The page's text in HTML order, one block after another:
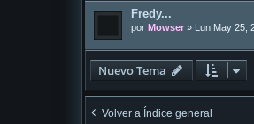
Fredy...
por Mowser » Lun May 25,
Nuevo Tema
Volver a Índice general